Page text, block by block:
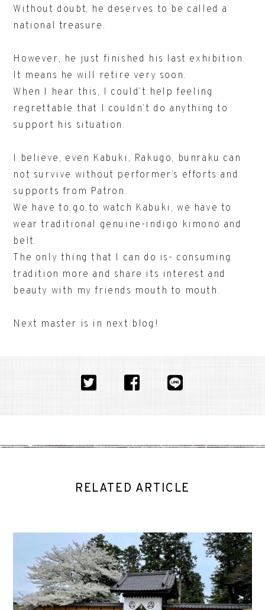
Without doubt, he deserves to be called a
national treasure.
However, he just finished his last exhibition.
It means he will retire very soon.
When I hear this, I could’t help feeling
regrettable that I couldn’t do anything to
support his situation.
I believe, even Kabuki, Rakugo, bunraku can
not survive without performer’s efforts and
supports from Patron.
We have to go to watch Kabuki, we have to
wear traditional genuine-indigo kimono and
belt.
The only thing that I can do is- consuming
tradition more and share its interest and
beauty with my friends mouth to mouth.
Next master is in next blog!
RELATED ARTICLE